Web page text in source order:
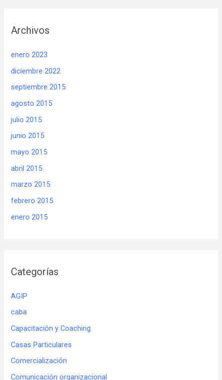
Archivos
enero 2023
diciembre 2022
septiembre 2015
agosto 2015
julio 2015
junio 2015
mayo 2015
abril 2015
marzo 2015
febrero 2015
enero 2015
Categorías
AGIP
caba
Capacitación y Coaching
Casas Particulares
Comercialización
Comunicación organizacional